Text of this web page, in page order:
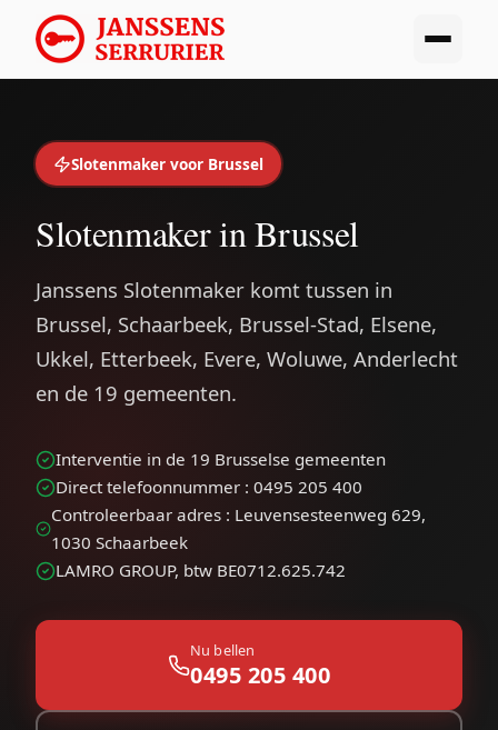
Slotenmaker voor Brussel
Slotenmaker in Brussel
Janssens Slotenmaker komt tussen in
Brussel, Schaarbeek, Brussel-Stad, Elsene,
Ukkel, Etterbeek, Evere, Woluwe, Anderlecht
en de 19 gemeenten.
Interventie in de 19 Brusselse gemeenten
Direct telefoonnummer : 0495 205 400
Controleerbaar adres : Leuvensesteenweg 629,
1030 Schaarbeek
LAMRO GROUP, btw BE0712.625.742
Nu bellen
0495 205 400